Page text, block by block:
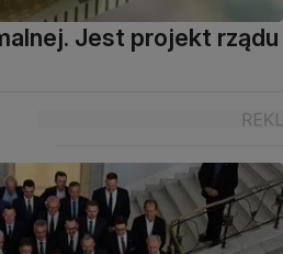
Jest projekt rządu